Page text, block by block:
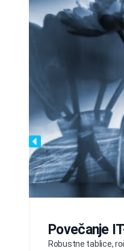
Povečanje
Robustne tablice,